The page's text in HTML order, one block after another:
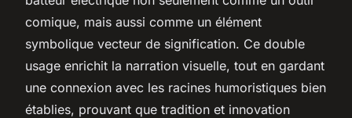
comique, mais aussi comme un élément
symbolique vecteur de signification. Ce double
usage enrichit la narration visuelle, tout en gardant
une connexion avec les racines humoristiques bien
établies, prouvant que tradition et innovation